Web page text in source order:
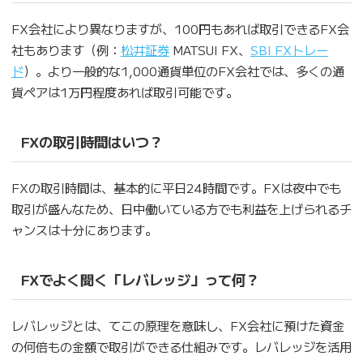
FX会社により異なりますが、100円もあれば取引できるFX会
社もあります（例： 松井証券MATSUI FX、 SBI FXトレー
ド）。より一般的な1,000通貨単位のFX会社では、多くの通
貨ペアは1万円程度あれば取引可能です。
FXの取引時間はいつ？
FXの取引時間は、基本的に平日24時間です。FXは夜中でも
取引が盛んなため、日中働いている方でも利益を上げられるチ
ャンスは十分にあります。
FXでよく聞く「レバレッジ」って何？
レバレッジとは、てこの原理を意味し、FX会社に預けた資金
の何倍もの金額で取引ができる仕組みです。レバレッジを活用